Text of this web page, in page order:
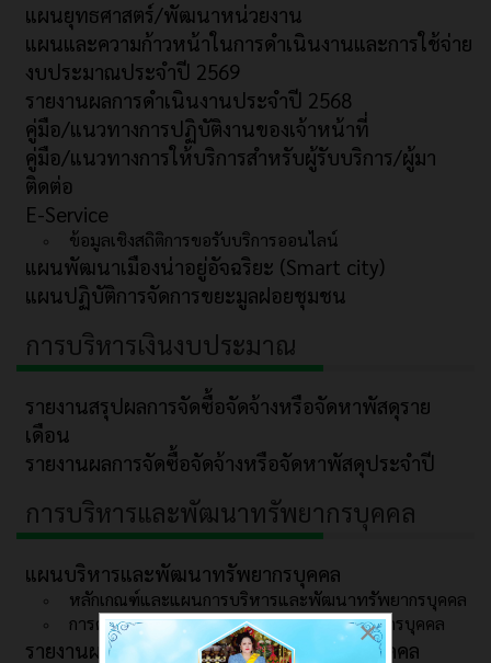
แผนยุทธศาสตร์/พัฒนาหน่วยงาน
แผนและความก้าวหน้าในการดำเนินงานและการใช้จ่าย
งบประมาณประจำปี 2569
รายงานผลการดำเนินงานประจำปี 2568
คู่มือ/แนวทางการปฏิบัติงานของเจ้าหน้าที่
คู่มือ/แนวทางการให้บริการสำหรับผู้รับบริการ/ผู้มา
ติดต่อ
E-Service
ข้อมูลเชิงสถิติการขอรับบริการออนไลน์
แผนพัฒนาเมืองน่าอยู่อัจฉริยะ (Smart city)
แผนปฏิบัติการจัดการขยะมูลฝอยชุมชน
การบริหารเงินงบประมาณ
รายงานสรุปผลการจัดซื้อจัดจ้างหรือจัดหาพัสดุราย
เดือน
รายงานผลการจัดซื้อจัดจ้างหรือจัดหาพัสดุประจำปี
การบริหารและพัฒนาทรัพยากรบุคคล
แผนบริหารและพัฒนาทรัพยากรบุคคล
หลักเกณฑ์และแผนการบริหารและพัฒนาทรัพยากรบุคคล
การดำเนินการตามนโยบายการบริหารทรัพยากรบุคคล
รายงานผลการบริหารและพัฒนาทรัพยากรบุคคล
×